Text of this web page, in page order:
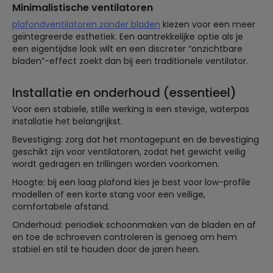
Minimalistische ventilatoren
plafondventilatoren zonder bladen kiezen voor een meer
geïntegreerde esthetiek. Een aantrekkelijke optie als je
een eigentijdse look wilt en een discreter “onzichtbare
bladen”-effect zoekt dan bij een traditionele ventilator.
Installatie en onderhoud (essentieel)
Voor een stabiele, stille werking is een stevige, waterpas
installatie het belangrijkst.
Bevestiging: zorg dat het montagepunt en de bevestiging
geschikt zijn voor ventilatoren, zodat het gewicht veilig
wordt gedragen en trillingen worden voorkomen.
Hoogte: bij een laag plafond kies je best voor low-profile
modellen of een korte stang voor een veilige,
comfortabele afstand.
Onderhoud: periodiek schoonmaken van de bladen en af
en toe de schroeven controleren is genoeg om hem
stabiel en stil te houden door de jaren heen.